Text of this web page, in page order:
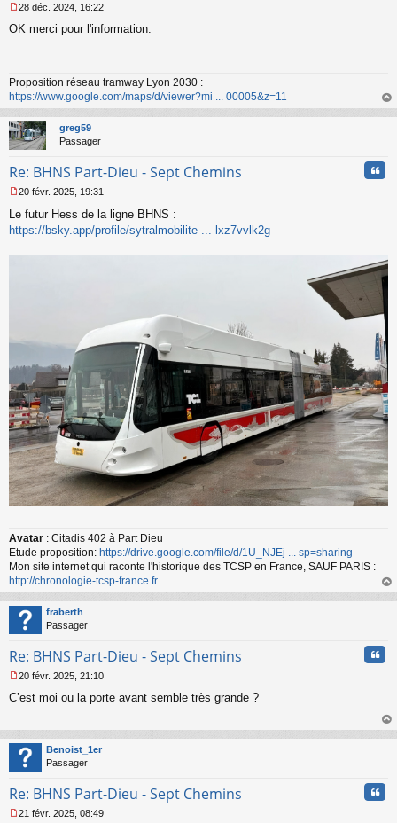
u
e
g
e
n
o
n
l
28 déc. 2024, 16:22
OK merci pour l'information.
Proposition réseau tramway Lyon 2030 :
https://www.google.com/maps/d/viewer?mi ... 00005&z=11
au
greg59
Passager
Re: BHNS Part-Dieu - Sept Chemins
e
s
a
20 févr. 2025, 19:31
Le futur Hess de la ligne BHNS :
https://bsky.app/profile/sytralmobilite ... lxz7vvlk2g
Avatar : Citadis 402 à Part Dieu
Etude proposition: https://drive.google.com/file/d/1U_NJEj ... sp=sharing
Mon site internet qui raconte l'historique des TCSP en France, SAUF PARIS :
http://chronologie-tcsp-france.fr
au
fraberth
Passager
Re: BHNS Part-Dieu - Sept Chemins
e
a
g
e
o
l
20 févr. 2025, 21:10
C’est moi ou la porte avant semble très grande ?
au
Benoist_1er
Passager
Re: BHNS Part-Dieu - Sept Chemins
21 févr. 2025, 08:49